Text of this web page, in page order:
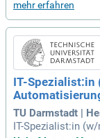
mehr erfahren
IT-Spezialist:in
TU Darmstadt |
IT-Spezialist:in